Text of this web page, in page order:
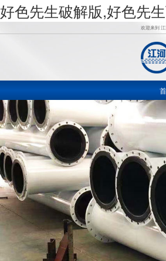
好色先生破解版,好色先
欢迎来到 江
色先生
在线下
好色先
苹果下载,
好色先生
视频APP